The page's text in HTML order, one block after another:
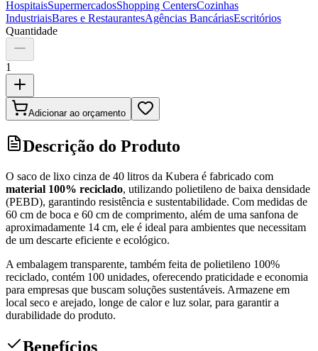
HospitaisSupermercadosShopping CentersCozinhas
IndustriaisBares e RestaurantesAgências BancáriasEscritórios
Quantidade
1
Adicionar ao orçamento
Descrição do Produto
O saco de lixo cinza de 40 litros da Kubera é fabricado com
material 100% reciclado, utilizando polietileno de baixa densidade
(PEBD), garantindo resistência e sustentabilidade. Com medidas de
60 cm de boca e 60 cm de comprimento, além de uma sanfona de
aproximadamente 14 cm, ele é ideal para ambientes que necessitam
de um descarte eficiente e ecológico.
A embalagem transparente, também feita de polietileno 100%
reciclado, contém 100 unidades, oferecendo praticidade e economia
para empresas que buscam soluções sustentáveis. Armazene em
local seco e arejado, longe de calor e luz solar, para garantir a
durabilidade do produto.
Benefícios